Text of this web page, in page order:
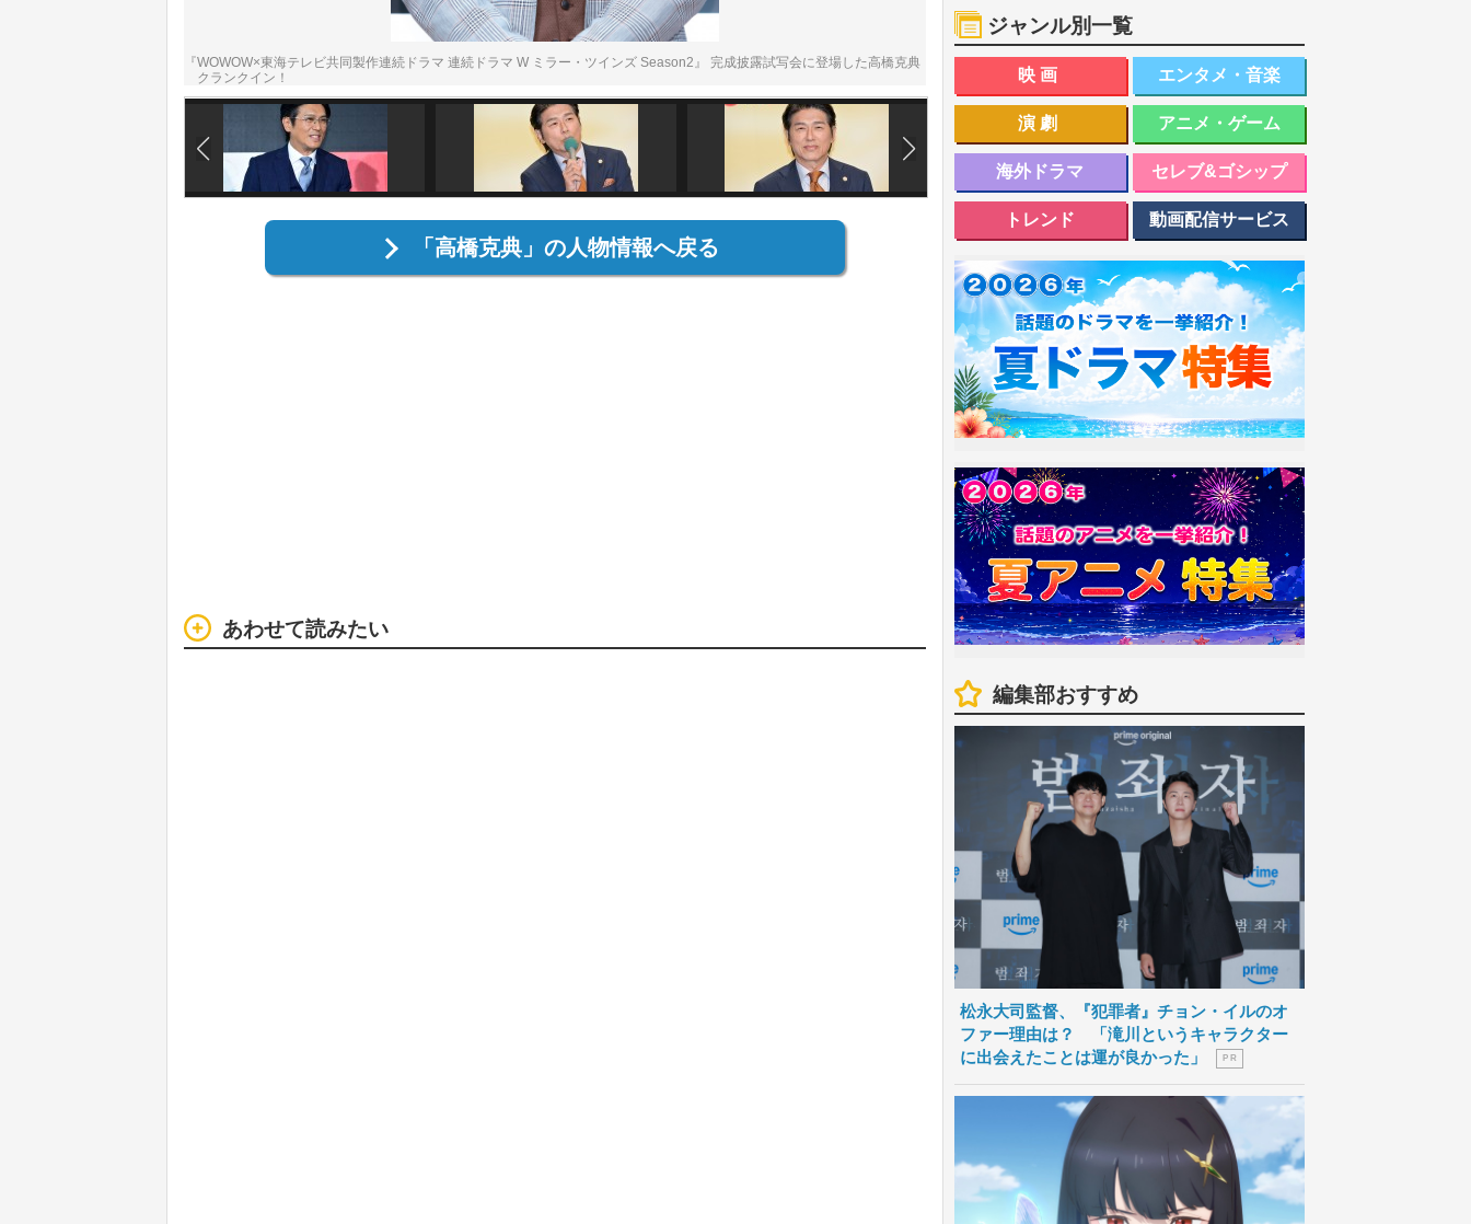
『WOWOW×東海テレビ共同製作連続ドラマ 連続ドラマ W ミラー・ツインズ Season2』 完成披露試写会に登場した高橋克典
クランクイン！
「高橋克典」の人物情報へ戻る
あわせて読みたい
ジャンル別一覧
映画 エンタメ・音楽
演劇 アニメ・ゲーム
海外ドラマ セレブ&ゴシップ
トレンド 動画配信サービス
編集部おすすめ
松永大司監督、『犯罪者』チョン・イルのオ
ファー理由は？ 「滝川というキャラクター
に出会えたことは運が良かった」
P R